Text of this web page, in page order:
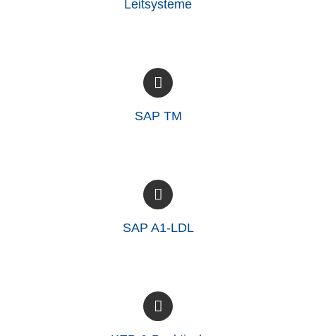
Leitsysteme
SAP TM
SAP A1-LDL